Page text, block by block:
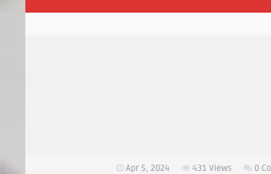
Apr 5, 2024 431 Views 0